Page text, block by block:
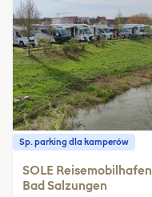
Sp. parking dla kamperów
SOLE Reisemobilhafen
Bad Salzungen